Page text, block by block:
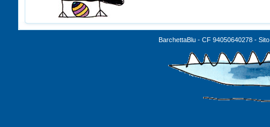
BarchettaBlu - CF 94050640278 -